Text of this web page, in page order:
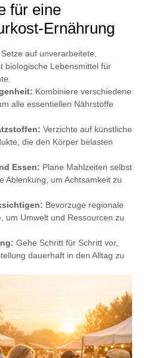
für eine
Ernährung
Setze auf unverarbeitete,
biologische Lebensmittel für
Kombiniere verschiedene
alle essentiellen Nährstoffe
Verzichte auf künstliche
die den Körper belasten
Essen: Plane Mahlzeiten selbst
Ablenkung, um Achtsamkeit zu
Bevorzuge regionale
um Umwelt und Ressourcen zu
Gehe Schritt für Schritt vor,
dauerhaft in den Alltag zu